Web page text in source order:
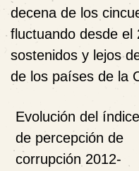
decena de los
fluctuando desde el
sostenidos y lejos
de los países de la
Evolución del índice
de percepción de
corrupción 2012-